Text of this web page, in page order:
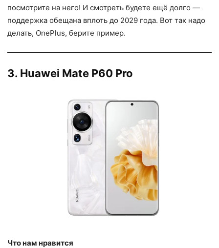
посмотрите на него! И смотреть будете ещё долго —
поддержка обещана вплоть до 2029 года. Вот так надо
делать, OnePlus, берите пример.
3. Huawei Mate P60 Pro
Что нам нравится